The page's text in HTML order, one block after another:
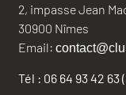
2, impasse Jean
30900 Nîmes
Email:
Tél : 06 64 93 42 63